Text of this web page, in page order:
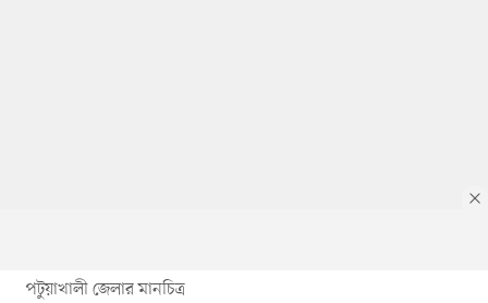
পটুয়াখালী জেলার মানচিত্র